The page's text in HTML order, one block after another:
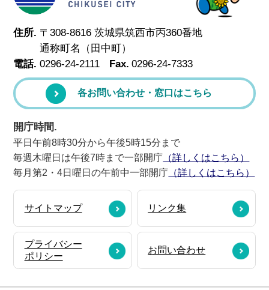
住所. 〒308-8616 茨城県筑西市丙360番地
通称町名（田中町）
電話. 0296-24-2111 Fax. 0296-24-7333
各お問い合わせ・窓口はこちら
開庁時間.
平日午前8時30分から午後5時15分まで
毎週木曜日は午後7時まで一部開庁 （詳しくはこちら）
毎月第2・4日曜日の午前中一部開庁 （詳しくはこちら）
サイトマップ リンク集
プライバシー
ポリシー
お問い合わせ